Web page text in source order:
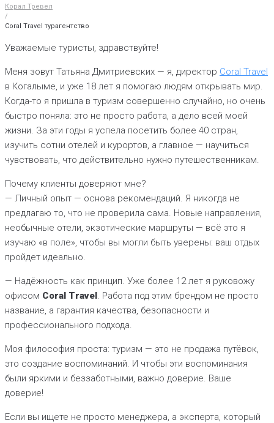
Корал Тревел
/
Coral Travel турагентство
Уважаемые туристы, здравствуйте!
Меня зовут Татьяна Дмитриевских — я, директор Coral Travel
в Когалыме, и уже 18 лет я помогаю людям открывать мир.
Когда-то я пришла в туризм совершенно случайно, но очень
быстро поняла: это не просто работа, а дело всей моей
жизни. За эти годы я успела посетить более 40 стран,
изучить сотни отелей и курортов, а главное — научиться
чувствовать, что действительно нужно путешественникам.
Почему клиенты доверяют мне?
— Личный опыт — основа рекомендаций. Я никогда не
предлагаю то, что не проверила сама. Новые направления,
необычные отели, экзотические маршруты — всё это я
изучаю «в поле», чтобы вы могли быть уверены: ваш отдых
пройдет идеально.
— Надёжность как принцип. Уже более 12 лет я руковожу
офисом Coral Travel. Работа под этим брендом не просто
название, а гарантия качества, безопасности и
профессионального подхода.
Моя философия проста: туризм — это не продажа путёвок,
это создание воспоминаний. И чтобы эти воспоминания
были яркими и беззаботными, важно доверие. Ваше
доверие!
Если вы ищете не просто менеджера, а эксперта, который